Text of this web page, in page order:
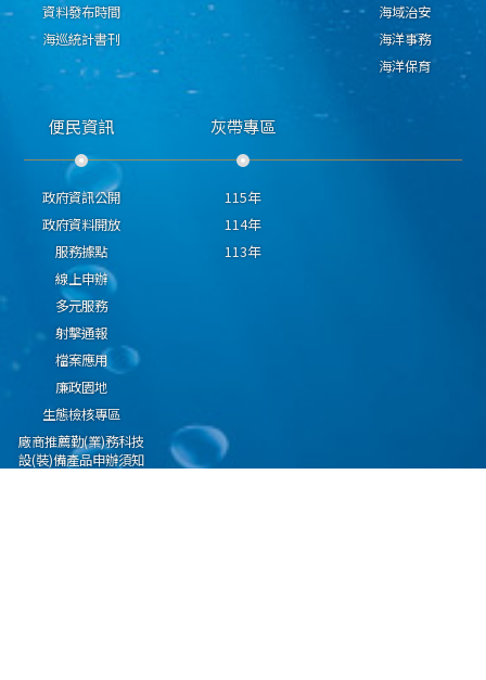
資料發布時間
海巡統計書刊
海域治安
海洋事務
海洋保育
便民資訊
政府資訊公開
政府資料開放
服務據點
線上申辦
多元服務
射擊通報
檔案應用
廉政園地
生態檢核專區
廠商推薦勤(業)務科技
設(裝)備產品申辦須知
灰帶專區
115年
114年
113年